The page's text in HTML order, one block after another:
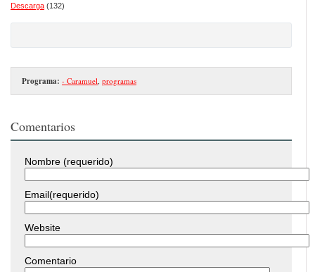
Descarga (132)
Programa: - Caramuel programas
Comentarios
Nombre (requerido)
Email(requerido)
Website
Comentario